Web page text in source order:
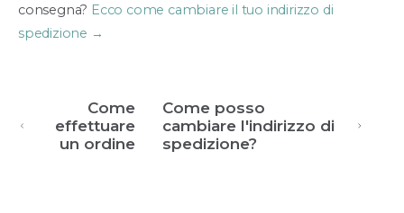
consegna? Ecco come cambiare il tuo indirizzo di
spedizione →
Come
effettuare
un ordine
Come posso
cambiare l'indirizzo di
spedizione?